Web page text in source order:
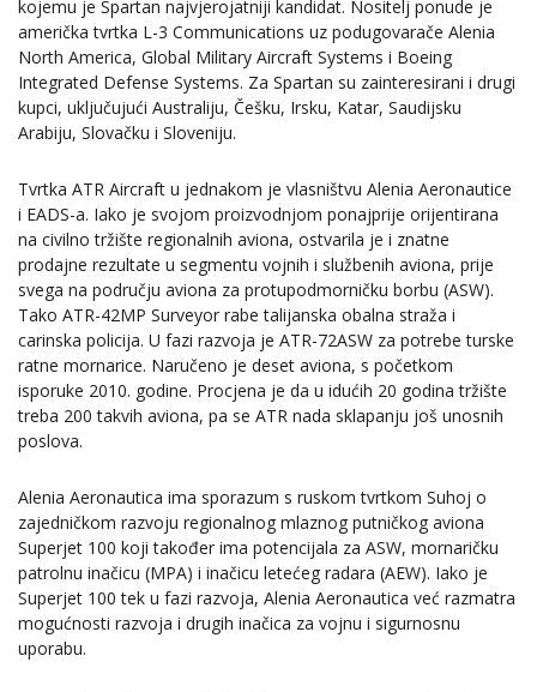
kojemu je Spartan najvjerojatniji kandidat. Nositelj ponude je
američka tvrtka L-3 Communications uz podugovarače Alenia
North America, Global Military Aircraft Systems i Boeing
Integrated Defense Systems. Za Spartan su zainteresirani i drugi
kupci, uključujući Australiju, Češku, Irsku, Katar, Saudijsku
Arabiju, Slovačku i Sloveniju.
Tvrtka ATR Aircraft u jednakom je vlasništvu Alenia Aeronautice
i EADS-a. Iako je svojom proizvodnjom ponajprije orijentirana
na civilno tržište regionalnih aviona, ostvarila je i znatne
prodajne rezultate u segmentu vojnih i službenih aviona, prije
svega na području aviona za protupodmorničku borbu (ASW).
Tako ATR-42MP Surveyor rabe talijanska obalna straža i
carinska policija. U fazi razvoja je ATR-72ASW za potrebe turske
ratne mornarice. Naručeno je deset aviona, s početkom
isporuke 2010. godine. Procjena je da u idućih 20 godina tržište
treba 200 takvih aviona, pa se ATR nada sklapanju još unosnih
poslova.
Alenia Aeronautica ima sporazum s ruskom tvrtkom Suhoj o
zajedničkom razvoju regionalnog mlaznog putničkog aviona
Superjet 100 koji također ima potencijala za ASW, mornaričku
patrolnu inačicu (MPA) i inačicu letećeg radara (AEW). Iako je
Superjet 100 tek u fazi razvoja, Alenia Aeronautica već razmatra
mogućnosti razvoja i drugih inačica za vojnu i sigurnosnu
uporabu.